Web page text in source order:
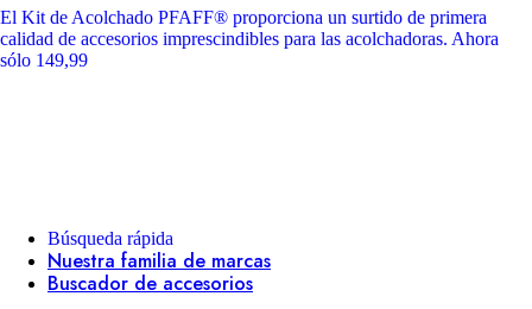
El Kit de Acolchado PFAFF® proporciona un surtido de primera
calidad de accesorios imprescindibles para las acolchadoras. Ahora
sólo 149,99
Búsqueda rápida
Nuestra familia de marcas
Buscador de accesorios